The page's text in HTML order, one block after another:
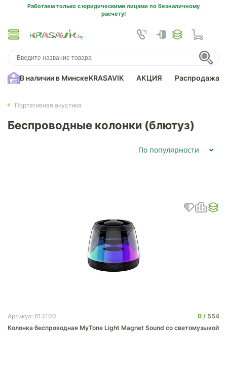
Работаем только с юридическими лицами по безналичному
расчету!
В наличии в МинскеKRASAVIK АКЦИЯ Распродажа
Портативная акустика
Беспроводные колонки (блютуз)
По популярности
Артикул: 613100 0
554
Колонка беспроводная MyTone Light Magnet Sound со светомузыкой